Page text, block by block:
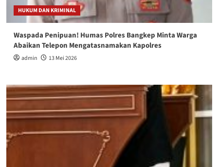
HUKUM DAN KRIMINAL
Waspada Penipuan! Humas Polres Bangkep Minta Warga
Abaikan Telepon Mengatasnamakan Kapolres
admin 13 Mei 2026